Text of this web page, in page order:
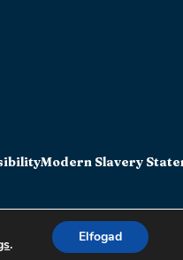
Modern Slavery
. Elfogad